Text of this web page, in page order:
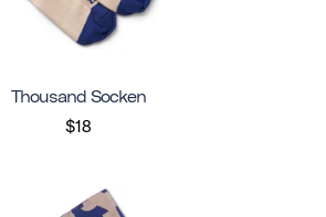
Thousand Socken
$18